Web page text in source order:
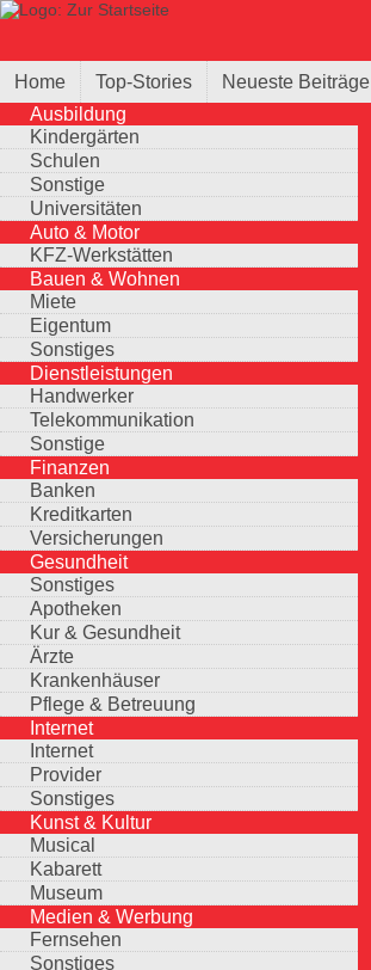
Direkt zum Inhalt
Home Top-Stories Neueste Beiträge
Ausbildung
Kindergärten
Schulen
Sonstige
Universitäten
Auto & Motor
KFZ-Werkstätten
Bauen & Wohnen
Miete
Eigentum
Sonstiges
Dienstleistungen
Handwerker
Telekommunikation
Sonstige
Finanzen
Banken
Kreditkarten
Versicherungen
Gesundheit
Sonstiges
Apotheken
Kur & Gesundheit
Ärzte
Krankenhäuser
Pflege & Betreuung
Internet
Internet
Provider
Sonstiges
Kunst & Kultur
Musical
Kabarett
Museum
Medien & Werbung
Fernsehen
Sonstiges